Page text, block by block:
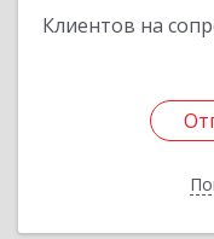
Клиентов на